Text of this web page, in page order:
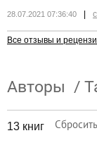
28.07.2021 07:36:40
Все отзывы и
Авторы /
13 книг